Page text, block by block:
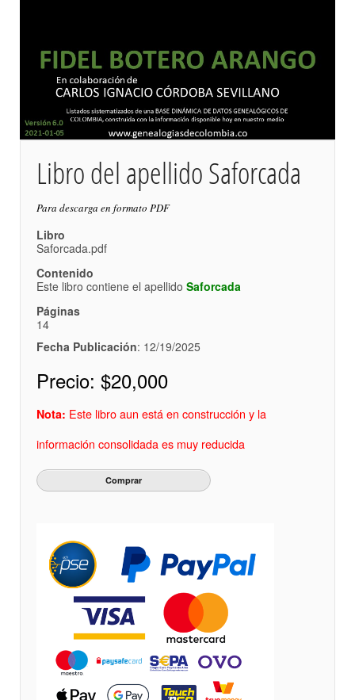
Libro del apellido Saforcada
Para descarga en formato PDF
Libro
Saforcada.pdf
Contenido
Este libro contiene el apellido Saforcada
Páginas
14
Fecha Publicación: 12/19/2025
Precio: $20,000
Nota: Este libro aun está en construcción y la
información consolidada es muy reducida